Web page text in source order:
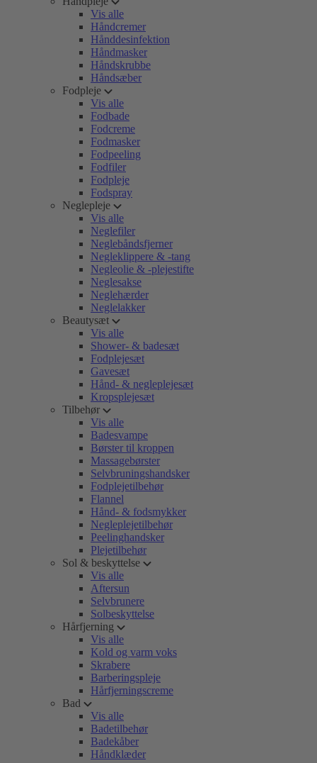
Vis alle
Håndcremer
Hånddesinfektion
Håndmasker
Håndskrubbe
Håndsæber
Fodpleje
Vis alle
Fodbade
Fodcreme
Fodmasker
Fodpeeling
Fodfiler
Fodpleje
Fodspray
Neglepleje
Vis alle
Neglefiler
Neglebåndsfjerner
Negleklippere & -tang
Negleolie & -plejestifte
Neglesakse
Neglehærder
Neglelakker
Beautysæt
Vis alle
Shower- & badesæt
Fodplejesæt
Gavesæt
Hånd- & negleplejesæt
Kropsplejesæt
Tilbehør
Vis alle
Badesvampe
Børster til kroppen
Massagebørster
Selvbruningshandsker
Fodplejetilbehør
Flannel
Hånd- & fodsmykker
Negleplejetilbehør
Peelinghandsker
Plejetilbehør
Sol & beskyttelse
Vis alle
Aftersun
Selvbrunere
Solbeskyttelse
Hårfjerning
Vis alle
Kold og varm voks
Skrabere
Barberingspleje
Hårfjerningscreme
Bad
Vis alle
Badetilbehør
Badekåber
Håndklæder